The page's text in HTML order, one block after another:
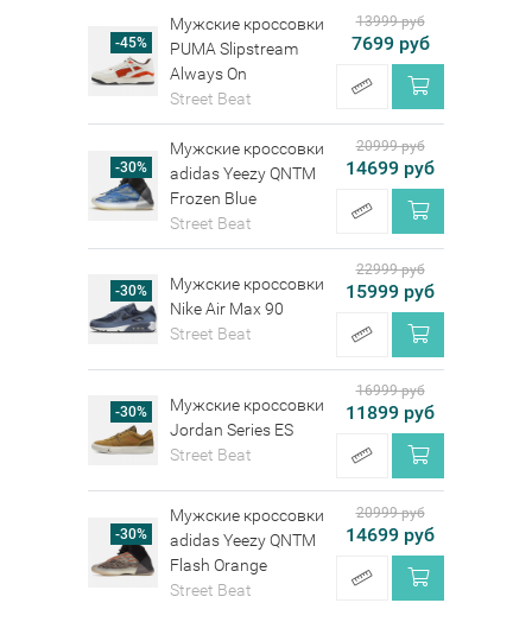
-45%
Мужские кроссовки
PUMA Slipstream
Always On
Street Beat
13999 руб
7699 руб
-30%
Мужские кроссовки
adidas Yeezy QNTM
Frozen Blue
Street Beat
20999 руб
14699 руб
-30%
Мужские кроссовки
Nike Air Max 90
Street Beat
22999 руб
15999 руб
-30%
Мужские кроссовки
Jordan Series ES
Street Beat
16999 руб
11899 руб
-30%
Мужские кроссовки
adidas Yeezy QNTM
Flash Orange
Street Beat
20999 руб
14699 руб